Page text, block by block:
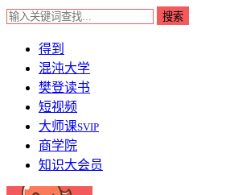
得到
混沌大学
樊登读书
短视频
大师课SVIP
商学院
知识大会员